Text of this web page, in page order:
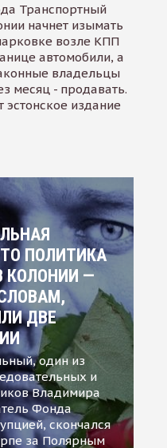
Транспортный
начнет изымать
возле КПП
автомобили, а
владельцы
месяц - продавать.
издание
ПОЛИТИКА
КОЛОНИИ —
ДВЕ
один из
и
Владимира
Фонда
скончался
за Полярным